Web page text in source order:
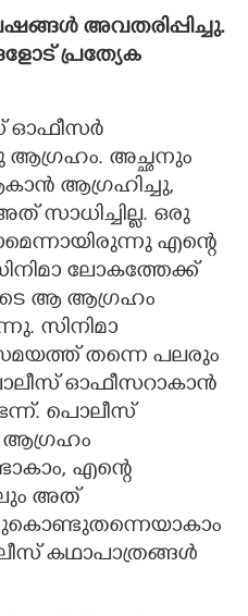
അവതരിപ്പിച്ചു.
പ്രത്യേക
ഓഫീസർ
അച്ഛനും
ആഗ്രഹിച്ചു,
സാധിച്ചില്ല. ഒരു
എന്റെ
ലോകത്തേക്ക്
ആ ആഗ്രഹം
സിനിമാ
തന്നെ പലരും
ഓഫീസറാകാൻ
പൊലീസ്
എന്റെ
അത്
കഥാപാത്രങ്ങൾ